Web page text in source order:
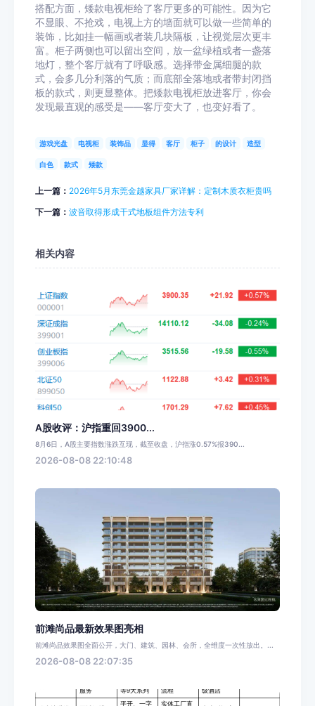
搭配方面，矮款电视柜给了客厅更多的可能性。因为它
不显眼、不抢戏，电视上方的墙面就可以做一些简单的
装饰，比如挂一幅画或者装几块隔板，让视觉层次更丰
富。柜子两侧也可以留出空间，放一盆绿植或者一盏落
地灯，整个客厅就有了呼吸感。选择带金属细腿的款
式，会多几分利落的气质；而底部全落地或者带封闭挡
板的款式，则更显整体。把矮款电视柜放进客厅，你会
发现最直观的感受是——客厅变大了，也变好看了。
游戏光盘 电视柜 装饰品 显得 客厅 柜子 的设计 造型
白色 款式 矮款
上一篇： 2026年5月东莞金越家具厂家详解：定制木质衣柜贵吗
下一篇： 波音取得形成干式地板组件方法专利
相关内容
A股收评：沪指重回3900...
8月6日，A股主要指数涨跌互现，截至收盘，沪指涨0.57%报390...
2026-08-08 22:10:48
前滩尚品最新效果图亮相
前滩尚品效果图全面公开，大门、建筑、园林、会所，全维度一次性放出。...
2026-08-08 22:07:35